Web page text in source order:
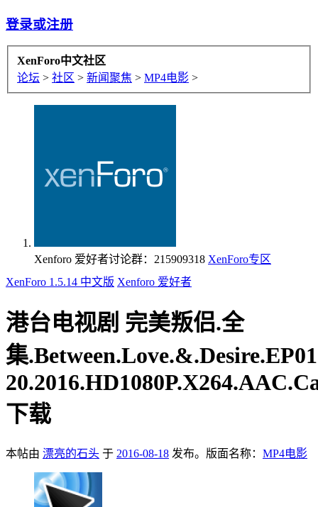
登录或注册
XenForo中文社区
论坛 > 社区 > 新闻聚焦 > MP4电影 >
Xenforo 爱好者讨论群：215909318 XenForo专区
XenForo 1.5.14 中文版 Xenforo 爱好者
港台电视剧 完美叛侣.全
集
下载
本帖由 漂亮的石头 于 2016-08-18 发布。版面名称： MP4电影